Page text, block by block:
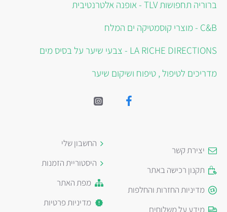
ברוריה תחפושות TLV - אופנה אלטרנטיבית
C&B - מוצרי קוסמטיקה ים המלח
LA RICHE DIRECTIONS - צבעי שיער על בסיס מים
מדריכים לטיפול , טיפוח ושיקום שיער
יצירת קשר
תקנון רכישה באתר
מדיניות החזרות והחלפות
מידע על משלוחים
החשבון שלי
היסטוריית הזמנות
מפת האתר
מדיניות פרטיות